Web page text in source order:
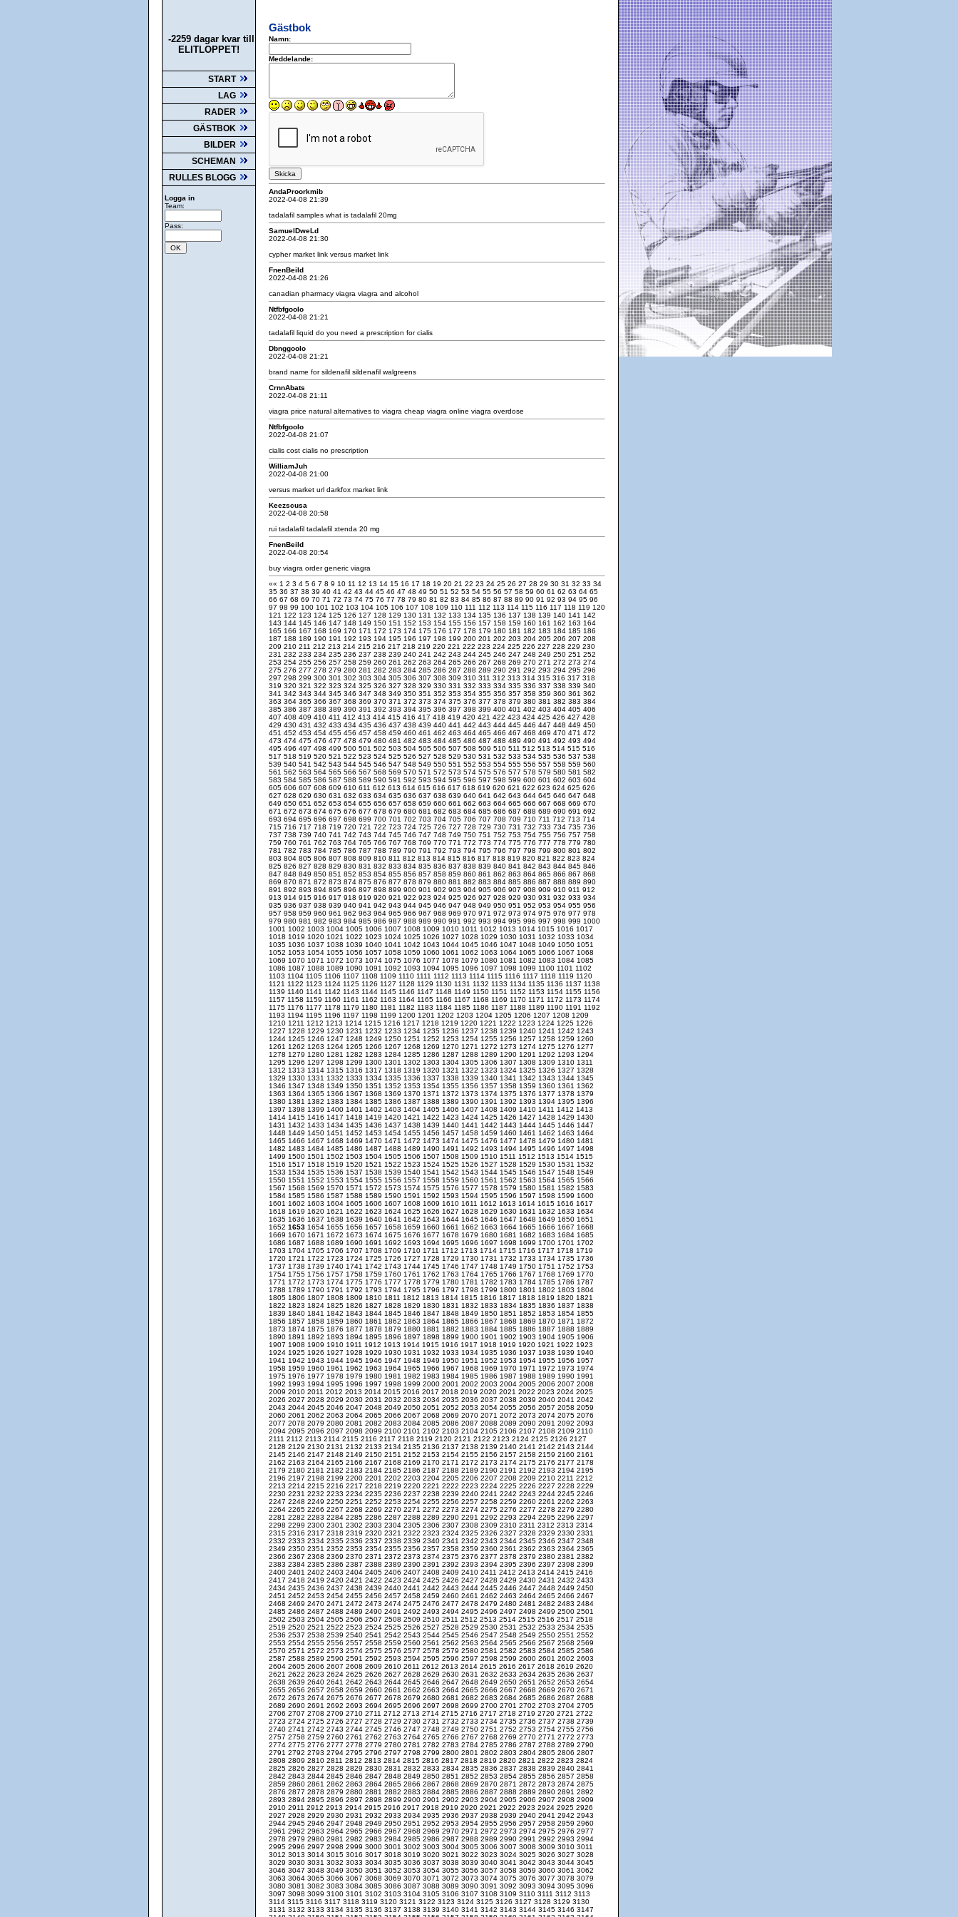
-2259 dagar kvar till
ELITLOPPET!
START
LAG
RADER
GÄSTBOK
BILDER
SCHEMAN
RULLES BLOGG
Logga in
Team:
Pass:
Gästbok
Namn:
Meddelande:
AndaProorkmib
2022-04-08 21:39
tadalafil samples what is tadalafil 20mg
SamuelDweLd
2022-04-08 21:30
cypher market link versus market link
FnenBeild
2022-04-08 21:26
canadian pharmacy viagra viagra and alcohol
Ntfbfgoolo
2022-04-08 21:21
tadalafil liquid do you need a prescription for cialis
Dbnggoolo
2022-04-08 21:21
brand name for sildenafil sildenafil walgreens
CrnnAbats
2022-04-08 21:11
viagra price natural alternatives to viagra cheap viagra online viagra overdose
Ntfbfgoolo
2022-04-08 21:07
cialis cost cialis no prescription
WilliamJuh
2022-04-08 21:00
versus market url darkfox market link
Keezscusa
2022-04-08 20:58
rui tadalafil tadalafil xtenda 20 mg
FnenBeild
2022-04-08 20:54
buy viagra order generic viagra
«« 1 2 3 4 5 6 7 8 9 10 11 12 13 14 15 16 17 18 19 20 21 22 23 24 25 26 27 28 29 30 31 32 33 34
35 36 37 38 39 40 41 42 43 44 45 46 47 48 49 50 51 52 53 54 55 56 57 58 59 60 61 62 63 64 65
66 67 68 69 70 71 72 73 74 75 76 77 78 79 80 81 82 83 84 85 86 87 88 89 90 91 92 93 94 95 96
97 98 99 100 101 102 103 104 105 106 107 108 109 110 111 112 113 114 115 116 117 118 119 120
121 122 123 124 125 126 127 128 129 130 131 132 133 134 135 136 137 138 139 140 141 142
143 144 145 146 147 148 149 150 151 152 153 154 155 156 157 158 159 160 161 162 163 164
165 166 167 168 169 170 171 172 173 174 175 176 177 178 179 180 181 182 183 184 185 186
187 188 189 190 191 192 193 194 195 196 197 198 199 200 201 202 203 204 205 206 207 208
209 210 211 212 213 214 215 216 217 218 219 220 221 222 223 224 225 226 227 228 229 230
231 232 233 234 235 236 237 238 239 240 241 242 243 244 245 246 247 248 249 250 251 252
253 254 255 256 257 258 259 260 261 262 263 264 265 266 267 268 269 270 271 272 273 274
275 276 277 278 279 280 281 282 283 284 285 286 287 288 289 290 291 292 293 294 295 296
297 298 299 300 301 302 303 304 305 306 307 308 309 310 311 312 313 314 315 316 317 318
319 320 321 322 323 324 325 326 327 328 329 330 331 332 333 334 335 336 337 338 339 340
341 342 343 344 345 346 347 348 349 350 351 352 353 354 355 356 357 358 359 360 361 362
363 364 365 366 367 368 369 370 371 372 373 374 375 376 377 378 379 380 381 382 383 384
385 386 387 388 389 390 391 392 393 394 395 396 397 398 399 400 401 402 403 404 405 406
407 408 409 410 411 412 413 414 415 416 417 418 419 420 421 422 423 424 425 426 427 428
429 430 431 432 433 434 435 436 437 438 439 440 441 442 443 444 445 446 447 448 449 450
451 452 453 454 455 456 457 458 459 460 461 462 463 464 465 466 467 468 469 470 471 472
473 474 475 476 477 478 479 480 481 482 483 484 485 486 487 488 489 490 491 492 493 494
495 496 497 498 499 500 501 502 503 504 505 506 507 508 509 510 511 512 513 514 515 516
517 518 519 520 521 522 523 524 525 526 527 528 529 530 531 532 533 534 535 536 537 538
539 540 541 542 543 544 545 546 547 548 549 550 551 552 553 554 555 556 557 558 559 560
561 562 563 564 565 566 567 568 569 570 571 572 573 574 575 576 577 578 579 580 581 582
583 584 585 586 587 588 589 590 591 592 593 594 595 596 597 598 599 600 601 602 603 604
605 606 607 608 609 610 611 612 613 614 615 616 617 618 619 620 621 622 623 624 625 626
627 628 629 630 631 632 633 634 635 636 637 638 639 640 641 642 643 644 645 646 647 648
649 650 651 652 653 654 655 656 657 658 659 660 661 662 663 664 665 666 667 668 669 670
671 672 673 674 675 676 677 678 679 680 681 682 683 684 685 686 687 688 689 690 691 692
693 694 695 696 697 698 699 700 701 702 703 704 705 706 707 708 709 710 711 712 713 714
715 716 717 718 719 720 721 722 723 724 725 726 727 728 729 730 731 732 733 734 735 736
737 738 739 740 741 742 743 744 745 746 747 748 749 750 751 752 753 754 755 756 757 758
759 760 761 762 763 764 765 766 767 768 769 770 771 772 773 774 775 776 777 778 779 780
781 782 783 784 785 786 787 788 789 790 791 792 793 794 795 796 797 798 799 800 801 802
803 804 805 806 807 808 809 810 811 812 813 814 815 816 817 818 819 820 821 822 823 824
825 826 827 828 829 830 831 832 833 834 835 836 837 838 839 840 841 842 843 844 845 846
847 848 849 850 851 852 853 854 855 856 857 858 859 860 861 862 863 864 865 866 867 868
869 870 871 872 873 874 875 876 877 878 879 880 881 882 883 884 885 886 887 888 889 890
891 892 893 894 895 896 897 898 899 900 901 902 903 904 905 906 907 908 909 910 911 912
913 914 915 916 917 918 919 920 921 922 923 924 925 926 927 928 929 930 931 932 933 934
935 936 937 938 939 940 941 942 943 944 945 946 947 948 949 950 951 952 953 954 955 956
957 958 959 960 961 962 963 964 965 966 967 968 969 970 971 972 973 974 975 976 977 978
979 980 981 982 983 984 985 986 987 988 989 990 991 992 993 994 995 996 997 998 999 1000
1001 1002 1003 1004 1005 1006 1007 1008 1009 1010 1011 1012 1013 1014 1015 1016 1017
1018 1019 1020 1021 1022 1023 1024 1025 1026 1027 1028 1029 1030 1031 1032 1033 1034
1035 1036 1037 1038 1039 1040 1041 1042 1043 1044 1045 1046 1047 1048 1049 1050 1051
1052 1053 1054 1055 1056 1057 1058 1059 1060 1061 1062 1063 1064 1065 1066 1067 1068
1069 1070 1071 1072 1073 1074 1075 1076 1077 1078 1079 1080 1081 1082 1083 1084 1085
1086 1087 1088 1089 1090 1091 1092 1093 1094 1095 1096 1097 1098 1099 1100 1101 1102
1103 1104 1105 1106 1107 1108 1109 1110 1111 1112 1113 1114 1115 1116 1117 1118 1119 1120
1121 1122 1123 1124 1125 1126 1127 1128 1129 1130 1131 1132 1133 1134 1135 1136 1137 1138
1139 1140 1141 1142 1143 1144 1145 1146 1147 1148 1149 1150 1151 1152 1153 1154 1155 1156
1157 1158 1159 1160 1161 1162 1163 1164 1165 1166 1167 1168 1169 1170 1171 1172 1173 1174
1175 1176 1177 1178 1179 1180 1181 1182 1183 1184 1185 1186 1187 1188 1189 1190 1191 1192
1193 1194 1195 1196 1197 1198 1199 1200 1201 1202 1203 1204 1205 1206 1207 1208 1209
1210 1211 1212 1213 1214 1215 1216 1217 1218 1219 1220 1221 1222 1223 1224 1225 1226
1227 1228 1229 1230 1231 1232 1233 1234 1235 1236 1237 1238 1239 1240 1241 1242 1243
1244 1245 1246 1247 1248 1249 1250 1251 1252 1253 1254 1255 1256 1257 1258 1259 1260
1261 1262 1263 1264 1265 1266 1267 1268 1269 1270 1271 1272 1273 1274 1275 1276 1277
1278 1279 1280 1281 1282 1283 1284 1285 1286 1287 1288 1289 1290 1291 1292 1293 1294
1295 1296 1297 1298 1299 1300 1301 1302 1303 1304 1305 1306 1307 1308 1309 1310 1311
1312 1313 1314 1315 1316 1317 1318 1319 1320 1321 1322 1323 1324 1325 1326 1327 1328
1329 1330 1331 1332 1333 1334 1335 1336 1337 1338 1339 1340 1341 1342 1343 1344 1345
1346 1347 1348 1349 1350 1351 1352 1353 1354 1355 1356 1357 1358 1359 1360 1361 1362
1363 1364 1365 1366 1367 1368 1369 1370 1371 1372 1373 1374 1375 1376 1377 1378 1379
1380 1381 1382 1383 1384 1385 1386 1387 1388 1389 1390 1391 1392 1393 1394 1395 1396
1397 1398 1399 1400 1401 1402 1403 1404 1405 1406 1407 1408 1409 1410 1411 1412 1413
1414 1415 1416 1417 1418 1419 1420 1421 1422 1423 1424 1425 1426 1427 1428 1429 1430
1431 1432 1433 1434 1435 1436 1437 1438 1439 1440 1441 1442 1443 1444 1445 1446 1447
1448 1449 1450 1451 1452 1453 1454 1455 1456 1457 1458 1459 1460 1461 1462 1463 1464
1465 1466 1467 1468 1469 1470 1471 1472 1473 1474 1475 1476 1477 1478 1479 1480 1481
1482 1483 1484 1485 1486 1487 1488 1489 1490 1491 1492 1493 1494 1495 1496 1497 1498
1499 1500 1501 1502 1503 1504 1505 1506 1507 1508 1509 1510 1511 1512 1513 1514 1515
1516 1517 1518 1519 1520 1521 1522 1523 1524 1525 1526 1527 1528 1529 1530 1531 1532
1533 1534 1535 1536 1537 1538 1539 1540 1541 1542 1543 1544 1545 1546 1547 1548 1549
1550 1551 1552 1553 1554 1555 1556 1557 1558 1559 1560 1561 1562 1563 1564 1565 1566
1567 1568 1569 1570 1571 1572 1573 1574 1575 1576 1577 1578 1579 1580 1581 1582 1583
1584 1585 1586 1587 1588 1589 1590 1591 1592 1593 1594 1595 1596 1597 1598 1599 1600
1601 1602 1603 1604 1605 1606 1607 1608 1609 1610 1611 1612 1613 1614 1615 1616 1617
1618 1619 1620 1621 1622 1623 1624 1625 1626 1627 1628 1629 1630 1631 1632 1633 1634
1635 1636 1637 1638 1639 1640 1641 1642 1643 1644 1645 1646 1647 1648 1649 1650 1651
1652 1653 1654 1655 1656 1657 1658 1659 1660 1661 1662 1663 1664 1665 1666 1667 1668
1669 1670 1671 1672 1673 1674 1675 1676 1677 1678 1679 1680 1681 1682 1683 1684 1685
1686 1687 1688 1689 1690 1691 1692 1693 1694 1695 1696 1697 1698 1699 1700 1701 1702
1703 1704 1705 1706 1707 1708 1709 1710 1711 1712 1713 1714 1715 1716 1717 1718 1719
1720 1721 1722 1723 1724 1725 1726 1727 1728 1729 1730 1731 1732 1733 1734 1735 1736
1737 1738 1739 1740 1741 1742 1743 1744 1745 1746 1747 1748 1749 1750 1751 1752 1753
1754 1755 1756 1757 1758 1759 1760 1761 1762 1763 1764 1765 1766 1767 1768 1769 1770
1771 1772 1773 1774 1775 1776 1777 1778 1779 1780 1781 1782 1783 1784 1785 1786 1787
1788 1789 1790 1791 1792 1793 1794 1795 1796 1797 1798 1799 1800 1801 1802 1803 1804
1805 1806 1807 1808 1809 1810 1811 1812 1813 1814 1815 1816 1817 1818 1819 1820 1821
1822 1823 1824 1825 1826 1827 1828 1829 1830 1831 1832 1833 1834 1835 1836 1837 1838
1839 1840 1841 1842 1843 1844 1845 1846 1847 1848 1849 1850 1851 1852 1853 1854 1855
1856 1857 1858 1859 1860 1861 1862 1863 1864 1865 1866 1867 1868 1869 1870 1871 1872
1873 1874 1875 1876 1877 1878 1879 1880 1881 1882 1883 1884 1885 1886 1887 1888 1889
1890 1891 1892 1893 1894 1895 1896 1897 1898 1899 1900 1901 1902 1903 1904 1905 1906
1907 1908 1909 1910 1911 1912 1913 1914 1915 1916 1917 1918 1919 1920 1921 1922 1923
1924 1925 1926 1927 1928 1929 1930 1931 1932 1933 1934 1935 1936 1937 1938 1939 1940
1941 1942 1943 1944 1945 1946 1947 1948 1949 1950 1951 1952 1953 1954 1955 1956 1957
1958 1959 1960 1961 1962 1963 1964 1965 1966 1967 1968 1969 1970 1971 1972 1973 1974
1975 1976 1977 1978 1979 1980 1981 1982 1983 1984 1985 1986 1987 1988 1989 1990 1991
1992 1993 1994 1995 1996 1997 1998 1999 2000 2001 2002 2003 2004 2005 2006 2007 2008
2009 2010 2011 2012 2013 2014 2015 2016 2017 2018 2019 2020 2021 2022 2023 2024 2025
2026 2027 2028 2029 2030 2031 2032 2033 2034 2035 2036 2037 2038 2039 2040 2041 2042
2043 2044 2045 2046 2047 2048 2049 2050 2051 2052 2053 2054 2055 2056 2057 2058 2059
2060 2061 2062 2063 2064 2065 2066 2067 2068 2069 2070 2071 2072 2073 2074 2075 2076
2077 2078 2079 2080 2081 2082 2083 2084 2085 2086 2087 2088 2089 2090 2091 2092 2093
2094 2095 2096 2097 2098 2099 2100 2101 2102 2103 2104 2105 2106 2107 2108 2109 2110
2111 2112 2113 2114 2115 2116 2117 2118 2119 2120 2121 2122 2123 2124 2125 2126 2127
2128 2129 2130 2131 2132 2133 2134 2135 2136 2137 2138 2139 2140 2141 2142 2143 2144
2145 2146 2147 2148 2149 2150 2151 2152 2153 2154 2155 2156 2157 2158 2159 2160 2161
2162 2163 2164 2165 2166 2167 2168 2169 2170 2171 2172 2173 2174 2175 2176 2177 2178
2179 2180 2181 2182 2183 2184 2185 2186 2187 2188 2189 2190 2191 2192 2193 2194 2195
2196 2197 2198 2199 2200 2201 2202 2203 2204 2205 2206 2207 2208 2209 2210 2211 2212
2213 2214 2215 2216 2217 2218 2219 2220 2221 2222 2223 2224 2225 2226 2227 2228 2229
2230 2231 2232 2233 2234 2235 2236 2237 2238 2239 2240 2241 2242 2243 2244 2245 2246
2247 2248 2249 2250 2251 2252 2253 2254 2255 2256 2257 2258 2259 2260 2261 2262 2263
2264 2265 2266 2267 2268 2269 2270 2271 2272 2273 2274 2275 2276 2277 2278 2279 2280
2281 2282 2283 2284 2285 2286 2287 2288 2289 2290 2291 2292 2293 2294 2295 2296 2297
2298 2299 2300 2301 2302 2303 2304 2305 2306 2307 2308 2309 2310 2311 2312 2313 2314
2315 2316 2317 2318 2319 2320 2321 2322 2323 2324 2325 2326 2327 2328 2329 2330 2331
2332 2333 2334 2335 2336 2337 2338 2339 2340 2341 2342 2343 2344 2345 2346 2347 2348
2349 2350 2351 2352 2353 2354 2355 2356 2357 2358 2359 2360 2361 2362 2363 2364 2365
2366 2367 2368 2369 2370 2371 2372 2373 2374 2375 2376 2377 2378 2379 2380 2381 2382
2383 2384 2385 2386 2387 2388 2389 2390 2391 2392 2393 2394 2395 2396 2397 2398 2399
2400 2401 2402 2403 2404 2405 2406 2407 2408 2409 2410 2411 2412 2413 2414 2415 2416
2417 2418 2419 2420 2421 2422 2423 2424 2425 2426 2427 2428 2429 2430 2431 2432 2433
2434 2435 2436 2437 2438 2439 2440 2441 2442 2443 2444 2445 2446 2447 2448 2449 2450
2451 2452 2453 2454 2455 2456 2457 2458 2459 2460 2461 2462 2463 2464 2465 2466 2467
2468 2469 2470 2471 2472 2473 2474 2475 2476 2477 2478 2479 2480 2481 2482 2483 2484
2485 2486 2487 2488 2489 2490 2491 2492 2493 2494 2495 2496 2497 2498 2499 2500 2501
2502 2503 2504 2505 2506 2507 2508 2509 2510 2511 2512 2513 2514 2515 2516 2517 2518
2519 2520 2521 2522 2523 2524 2525 2526 2527 2528 2529 2530 2531 2532 2533 2534 2535
2536 2537 2538 2539 2540 2541 2542 2543 2544 2545 2546 2547 2548 2549 2550 2551 2552
2553 2554 2555 2556 2557 2558 2559 2560 2561 2562 2563 2564 2565 2566 2567 2568 2569
2570 2571 2572 2573 2574 2575 2576 2577 2578 2579 2580 2581 2582 2583 2584 2585 2586
2587 2588 2589 2590 2591 2592 2593 2594 2595 2596 2597 2598 2599 2600 2601 2602 2603
2604 2605 2606 2607 2608 2609 2610 2611 2612 2613 2614 2615 2616 2617 2618 2619 2620
2621 2622 2623 2624 2625 2626 2627 2628 2629 2630 2631 2632 2633 2634 2635 2636 2637
2638 2639 2640 2641 2642 2643 2644 2645 2646 2647 2648 2649 2650 2651 2652 2653 2654
2655 2656 2657 2658 2659 2660 2661 2662 2663 2664 2665 2666 2667 2668 2669 2670 2671
2672 2673 2674 2675 2676 2677 2678 2679 2680 2681 2682 2683 2684 2685 2686 2687 2688
2689 2690 2691 2692 2693 2694 2695 2696 2697 2698 2699 2700 2701 2702 2703 2704 2705
2706 2707 2708 2709 2710 2711 2712 2713 2714 2715 2716 2717 2718 2719 2720 2721 2722
2723 2724 2725 2726 2727 2728 2729 2730 2731 2732 2733 2734 2735 2736 2737 2738 2739
2740 2741 2742 2743 2744 2745 2746 2747 2748 2749 2750 2751 2752 2753 2754 2755 2756
2757 2758 2759 2760 2761 2762 2763 2764 2765 2766 2767 2768 2769 2770 2771 2772 2773
2774 2775 2776 2777 2778 2779 2780 2781 2782 2783 2784 2785 2786 2787 2788 2789 2790
2791 2792 2793 2794 2795 2796 2797 2798 2799 2800 2801 2802 2803 2804 2805 2806 2807
2808 2809 2810 2811 2812 2813 2814 2815 2816 2817 2818 2819 2820 2821 2822 2823 2824
2825 2826 2827 2828 2829 2830 2831 2832 2833 2834 2835 2836 2837 2838 2839 2840 2841
2842 2843 2844 2845 2846 2847 2848 2849 2850 2851 2852 2853 2854 2855 2856 2857 2858
2859 2860 2861 2862 2863 2864 2865 2866 2867 2868 2869 2870 2871 2872 2873 2874 2875
2876 2877 2878 2879 2880 2881 2882 2883 2884 2885 2886 2887 2888 2889 2890 2891 2892
2893 2894 2895 2896 2897 2898 2899 2900 2901 2902 2903 2904 2905 2906 2907 2908 2909
2910 2911 2912 2913 2914 2915 2916 2917 2918 2919 2920 2921 2922 2923 2924 2925 2926
2927 2928 2929 2930 2931 2932 2933 2934 2935 2936 2937 2938 2939 2940 2941 2942 2943
2944 2945 2946 2947 2948 2949 2950 2951 2952 2953 2954 2955 2956 2957 2958 2959 2960
2961 2962 2963 2964 2965 2966 2967 2968 2969 2970 2971 2972 2973 2974 2975 2976 2977
2978 2979 2980 2981 2982 2983 2984 2985 2986 2987 2988 2989 2990 2991 2992 2993 2994
2995 2996 2997 2998 2999 3000 3001 3002 3003 3004 3005 3006 3007 3008 3009 3010 3011
3012 3013 3014 3015 3016 3017 3018 3019 3020 3021 3022 3023 3024 3025 3026 3027 3028
3029 3030 3031 3032 3033 3034 3035 3036 3037 3038 3039 3040 3041 3042 3043 3044 3045
3046 3047 3048 3049 3050 3051 3052 3053 3054 3055 3056 3057 3058 3059 3060 3061 3062
3063 3064 3065 3066 3067 3068 3069 3070 3071 3072 3073 3074 3075 3076 3077 3078 3079
3080 3081 3082 3083 3084 3085 3086 3087 3088 3089 3090 3091 3092 3093 3094 3095 3096
3097 3098 3099 3100 3101 3102 3103 3104 3105 3106 3107 3108 3109 3110 3111 3112 3113
3114 3115 3116 3117 3118 3119 3120 3121 3122 3123 3124 3125 3126 3127 3128 3129 3130
3131 3132 3133 3134 3135 3136 3137 3138 3139 3140 3141 3142 3143 3144 3145 3146 3147